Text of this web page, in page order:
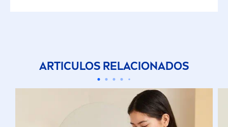
ARTICULOS RELACIONADOS